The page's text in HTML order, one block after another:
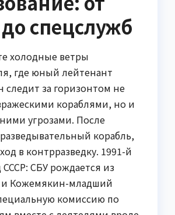
спецслужб
холодные ветры
где юный лейтенант
за горизонтом не
кораблями, но и
угрозами. После
корабль,
в контрразведку. 1991-й
СССР: СБУ рождается из
и Кожемякин-младший
комиссию по